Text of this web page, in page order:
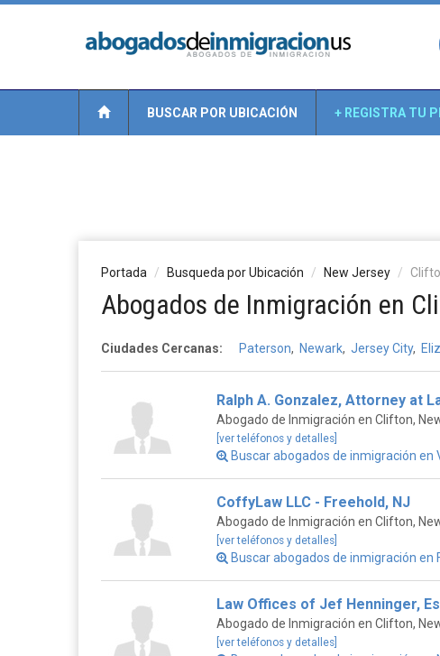
BUSCAR POR UBICACIÓN + REGISTRA TU
Portada Busqueda por Ubicación New Jersey
Abogados de Inmigración en
Ciudades Cercanas: Paterson, Newark, Jersey City,
Ralph A. Gonzalez, Attorney at
Abogado de Inmigración en Clifton,
[ver teléfonos y detalles]
Buscar abogados de inmigración en
CoffyLaw LLC - Freehold, NJ
Abogado de Inmigración en Clifton,
[ver teléfonos y detalles]
Buscar abogados de inmigración en
Law Offices of Jef Henninger,
Abogado de Inmigración en Clifton,
[ver teléfonos y detalles]